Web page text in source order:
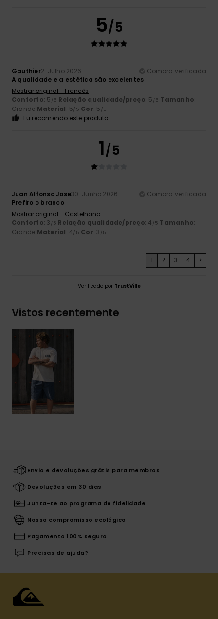
5/5
Gauthier2. Julho 2026
Compra verificada
A qualidade e a estética são excelentes
Mostrar original - Francês
Conforto: 5 /5 Relação qualidade/preço: 5 /5 Tamanho:
Grande Material: 5/5 Cor: 5 /5
Eu recomendo este produto
1/5
Juan Alfonso Jose30. Junho 2026
Compra verificada
Prefiro o branco
Mostrar original - Castelhano
Conforto: 3 /5 Relação qualidade/preço: 4 /5 Tamanho:
Grande Material: 4/5 Cor: 3 /5
1 2 3 4 >
Verificado por TrustVille
Vistos recentemente
Envio e devoluções grátis para membros
Devoluções em 30 dias
Junta-te ao programa de fidelidade
Nosso compromisso ecológico
Pagamento 100% seguro
Precisas de ajuda?